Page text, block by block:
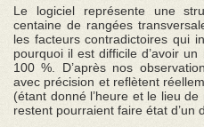
Le logiciel représente une
centaine de rangées
les facteurs contradictoires qui
pourquoi il est difficile d’avoir
100 %. D’après nos
avec précision et reflètent
(étant donné l’heure et le lieu
restent pourraient faire état d’un